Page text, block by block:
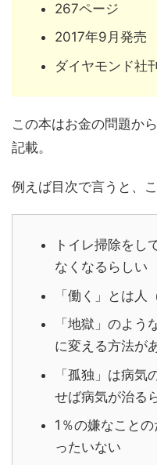
267ページ
2017年9月発売
ダイヤモンド社
この本はお金の問題か
記載。
例えば目次で言うと、
トイレ掃除をし
なくなるらしい
「働く」とは人
「地獄」のよう
に変える方法が
「孤独」は病
せば病気が治る
1％の嫌なこと
ったいない